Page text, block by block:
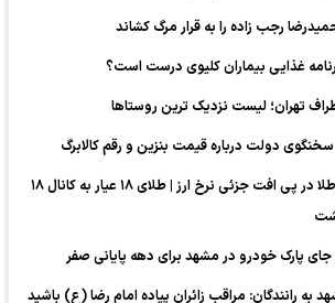
رجب زاده را به قرار مرگ کشاند
غذایی بیماران کلیوی درست است؟
تهران؛ لیست نزدیک ترین روستاها
دولت درباره قیمت بنزین و رقم کالابرگ
عقب‌نشینی قیمت طلا در پی افت جزئی نرخ ارز | طلای ۱۸ عیار به کانال ۱۸
به رانندگان: مراقب زائران پیاده امام رضا (ع) باشید